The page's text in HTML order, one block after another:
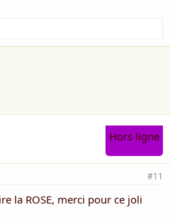
Hors ligne
#11
la ROSE, merci pour ce joli